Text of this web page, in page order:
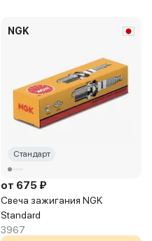
NGK
Стандарт
от 675 ₽
Свеча зажигания NGK
Standard
3967